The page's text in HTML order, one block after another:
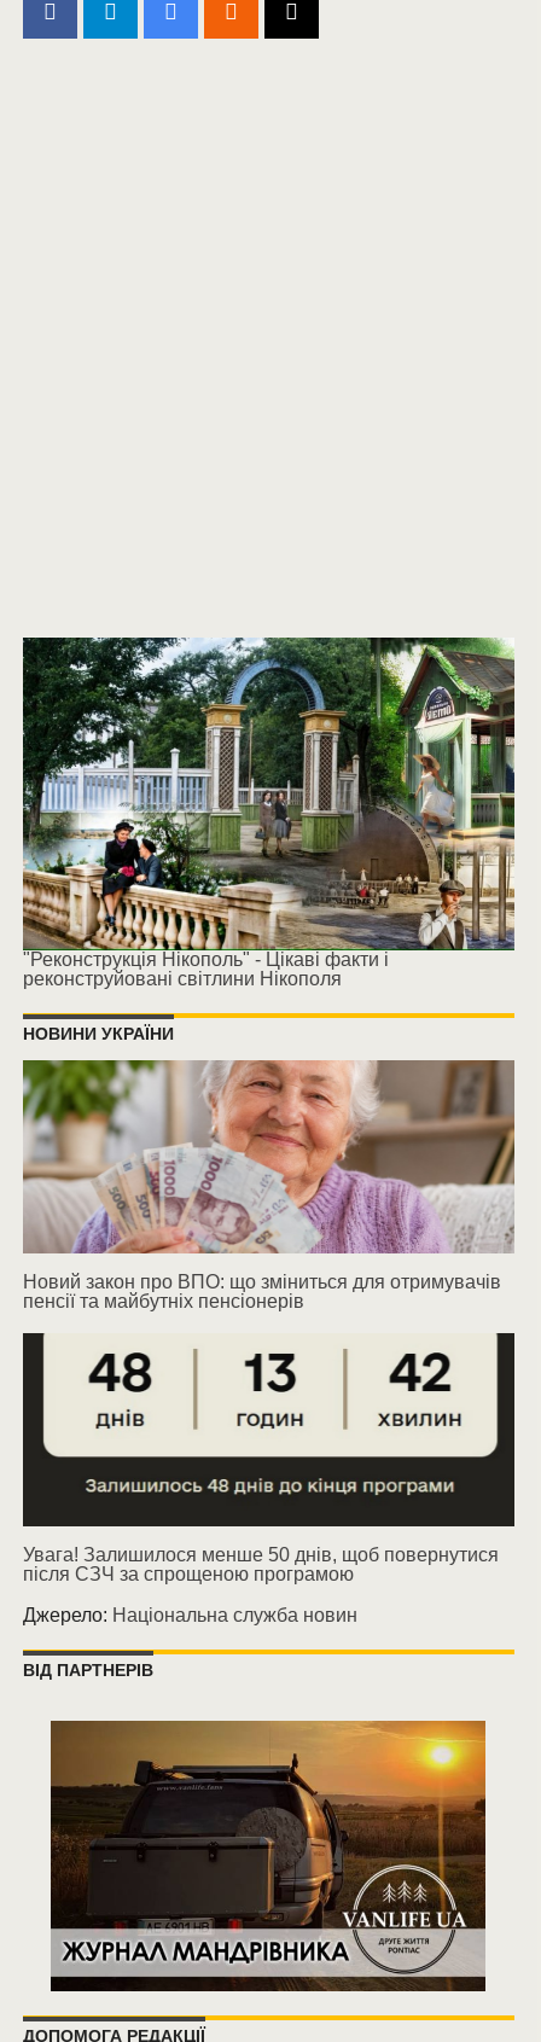
"Реконструкція Нікополь" - Цікаві факти і
реконструйовані світлини Нікополя
НОВИНИ УКРАЇНИ
Новий закон про ВПО: що зміниться для отримувачів
пенсії та майбутніх пенсіонерів
Увага! Залишилося менше 50 днів, щоб повернутися
після СЗЧ за спрощеною програмою
Джерело: Національна служба новин
ВІД ПАРТНЕРІВ
ДОПОМОГА РЕДАКЦІЇ